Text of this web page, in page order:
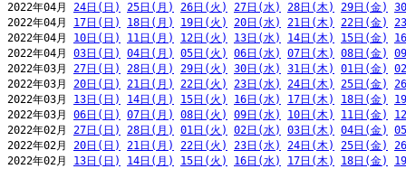
2022年04月 24日(日) 25日(月) 26日(火) 27日(水) 28日(木) 29日(金)
2022年04月 17日(日) 18日(月) 19日(火) 20日(水) 21日(木) 22日(金)
2022年04月 10日(日) 11日(月) 12日(火) 13日(水) 14日(木) 15日(金)
2022年04月 03日(日) 04日(月) 05日(火) 06日(水) 07日(木) 08日(金)
2022年03月 27日(日) 28日(月) 29日(火) 30日(水) 31日(木) 01日(金)
2022年03月 20日(日) 21日(月) 22日(火) 23日(水) 24日(木) 25日(金)
2022年03月 13日(日) 14日(月) 15日(火) 16日(水) 17日(木) 18日(金)
2022年03月 06日(日) 07日(月) 08日(火) 09日(水) 10日(木) 11日(金)
2022年02月 27日(日) 28日(月) 01日(火) 02日(水) 03日(木) 04日(金)
2022年02月 20日(日) 21日(月) 22日(火) 23日(水) 24日(木) 25日(金)
2022年02月 13日(日) 14日(月) 15日(火) 16日(水) 17日(木) 18日(金)